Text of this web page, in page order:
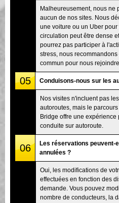
Malheureusement, nous ne
aucun de nos sites. Nous
une voiture ou un Uber
circulation peut être dense
pourrez pas participer à
stress, nous
commun pour nous rejoindre.
05 Conduisons-nous sur les
Nos visites n'incluent pas
autoroutes, mais le
Bridge offre une
conduite sur autoroute.
06
Les réservations peuvent-
annulées ?
Oui, les modifications de
effectuées en fonction des
demande. Vous pouvez
nombre de conducteurs, la